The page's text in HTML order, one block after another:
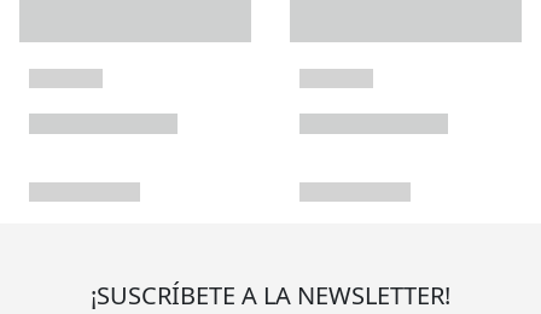
¡SUSCRÍBETE A LA NEWSLETTER!